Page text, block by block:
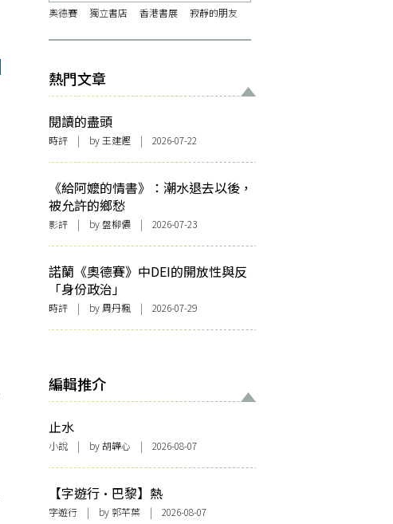
奧德賽 獨立書店 香港書展 寂靜的朋友
熱門文章
閱讀的盡頭
時評 | by 王建鏗 | 2026-07-22
《給阿嬤的情書》：潮水退去以後，
被允許的鄉愁
影評 | by 盤柳儂 | 2026-07-23
諾蘭《奧德賽》中DEI的開放性與反
「身份政治」
時評 | by 周丹楓 | 2026-07-29
編輯推介
止水
小說 | by 胡韡心 | 2026-08-07
【字遊行·巴黎】熱
字遊行 | by 郭芊葉 | 2026-08-07